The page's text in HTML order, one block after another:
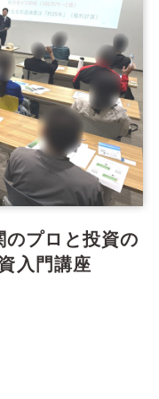
のプロと投資の
入門講座